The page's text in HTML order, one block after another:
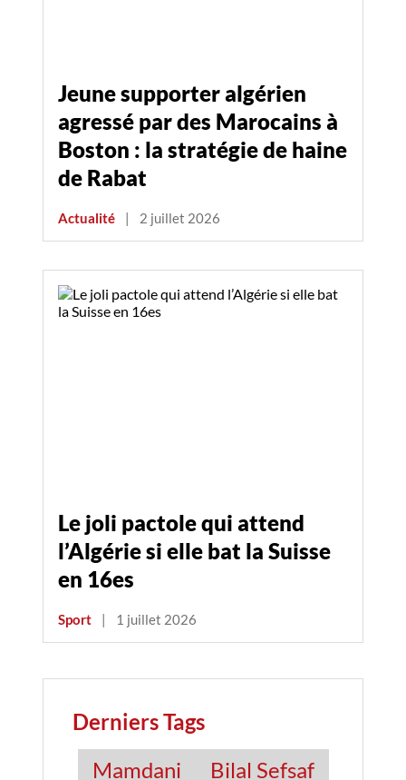
Jeune supporter algérien
agressé par des Marocains à
Boston : la stratégie de haine
de Rabat
Actualité | 2 juillet 2026
Le joli pactole qui attend
l’Algérie si elle bat la Suisse
en 16es
Sport | 1 juillet 2026
Derniers Tags
Mamdani
Bilal Sefsaf